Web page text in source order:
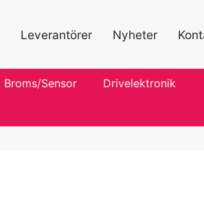
Leverantörer Nyheter
Broms/Sensor Drivelektronik